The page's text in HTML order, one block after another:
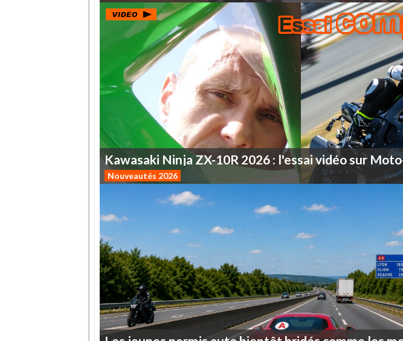
Kawasaki Ninja ZX-10R 2026 : l'essaividéo sur
Nouveautés 2026